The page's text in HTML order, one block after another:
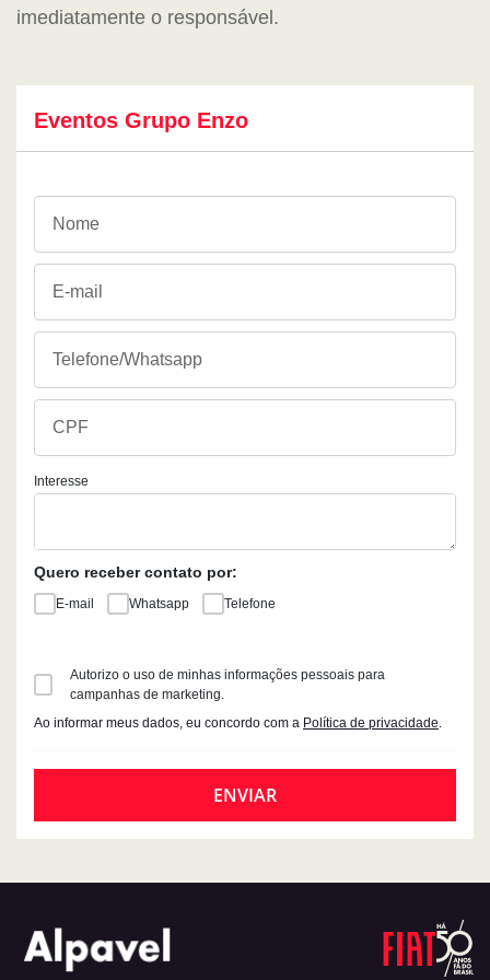
imediatamente o responsável.
Eventos Grupo Enzo
Interesse
Quero receber contato por:
E-mail Whatsapp Telefone
Autorizo o uso de minhas informações pessoais para
campanhas de marketing.
Ao informar meus dados, eu concordo com a Política de privacidade.
ENVIAR